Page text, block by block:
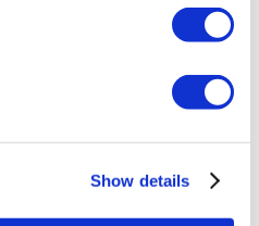
Show details